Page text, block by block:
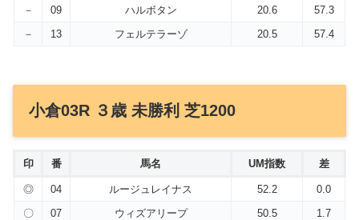
－
09 ハルボタン 20.6
57.3
－
13 フェルテラーゾ 20.5 57.4
小倉03R ３歳 未勝利 芝1200
印 番 馬名 UM指数 差
◎ 04 ルージュレイナス 52.2
0.0
〇
07 ウィズアリープ 50.5
1.7